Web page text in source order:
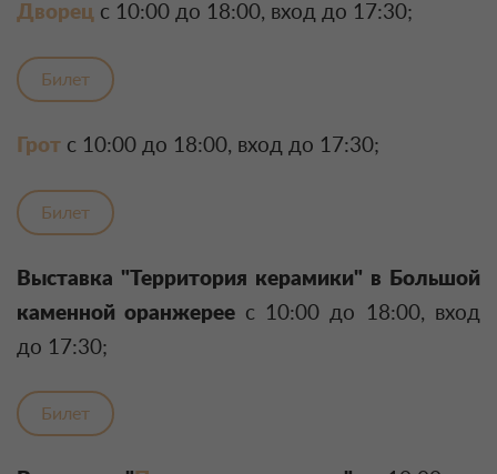
Дворец с 10:00 до 18:00, вход до 17:30;
Билет
Грот с 10:00 до 18:00, вход до 17:30;
Билет
Выставка "Территория керамики" в Большой
каменной оранжерее с 10:00 до 18:00, вход
до 17:30;
Билет